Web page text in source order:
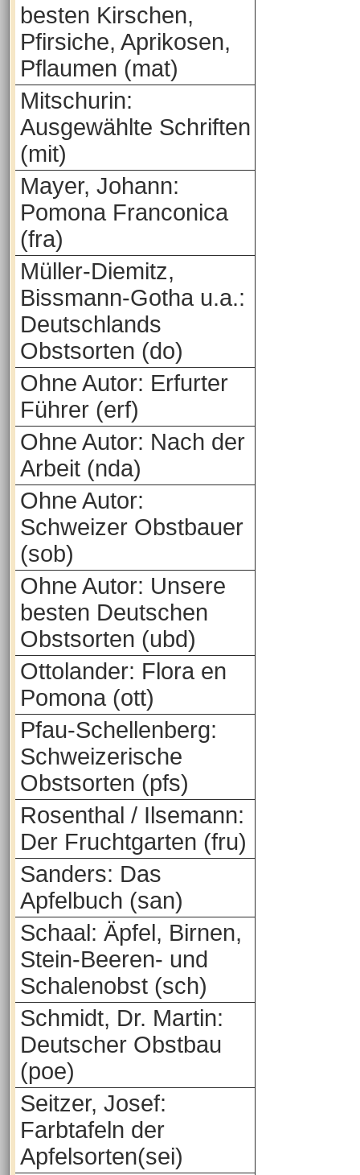
besten Kirschen,
Pfirsiche, Aprikosen,
Pflaumen (mat)
Mitschurin:
Ausgewählte Schriften
(mit)
Mayer, Johann:
Pomona Franconica
(fra)
Müller-Diemitz,
Bissmann-Gotha u.a.:
Deutschlands
Obstsorten (do)
Ohne Autor: Erfurter
Führer (erf)
Ohne Autor: Nach der
Arbeit (nda)
Ohne Autor:
Schweizer Obstbauer
(sob)
Ohne Autor: Unsere
besten Deutschen
Obstsorten (ubd)
Ottolander: Flora en
Pomona (ott)
Pfau-Schellenberg:
Schweizerische
Obstsorten (pfs)
Rosenthal / Ilsemann:
Der Fruchtgarten (fru)
Sanders: Das
Apfelbuch (san)
Schaal: Äpfel, Birnen,
Stein-Beeren- und
Schalenobst (sch)
Schmidt, Dr. Martin:
Deutscher Obstbau
(poe)
Seitzer, Josef:
Farbtafeln der
Apfelsorten(sei)